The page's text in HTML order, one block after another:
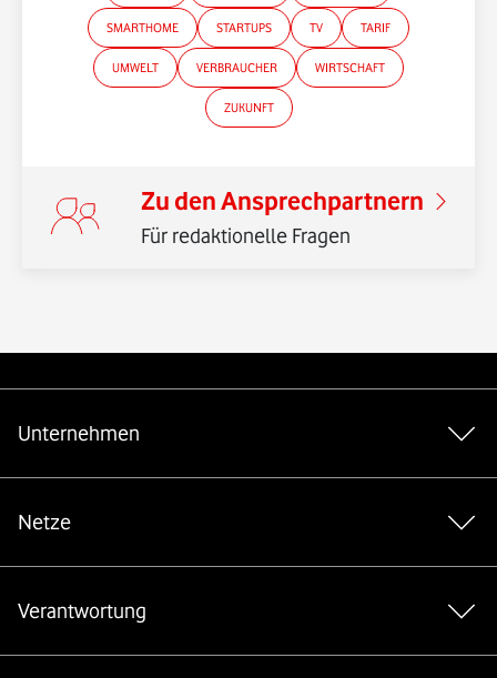
*Gender-Hinweis
SMARTHOME STARTUPS TV TARIF
UMWELT VERBRAUCHER WIRTSCHAFT
ZUKUNFT
Zu den Ansprechpartnern
Für redaktionelle Fragen
Unternehmen
Netze
Verantwortung